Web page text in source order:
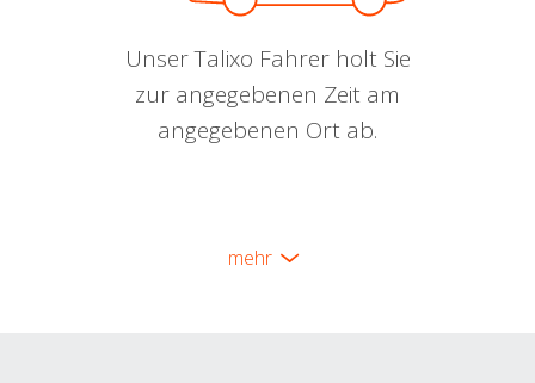
Unser Talixo Fahrer holt Sie
zur angegebenen Zeit am
angegebenen Ort ab.
mehr